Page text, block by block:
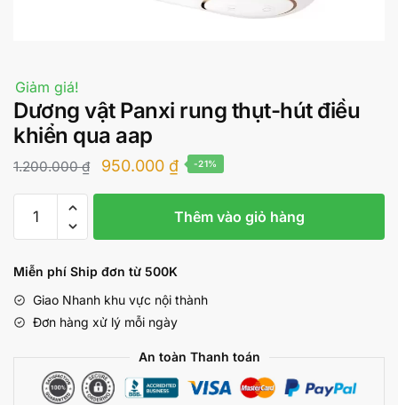
Giảm giá!
Dương vật Panxi rung thụt-hút điều
khiển qua aap
1.200.000₫
Giá
gốc
1.200.000 ₫.
950.000 ₫Giá
hiện
tại
là:
-21%
rung
hút
điều
Thêm vào giỏ hàng
Miễn phí Ship đơn từ 500K
Giao Nhanh khu vực nội thành
Đơn hàng xử lý mỗi ngày
An toàn Thanh toán